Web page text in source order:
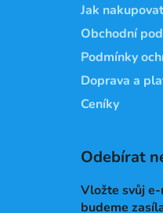
Jak nakupovat
Obchodní
Podmínky
Doprava a
Ceníky
Odebírat
Vložte svůj
budeme